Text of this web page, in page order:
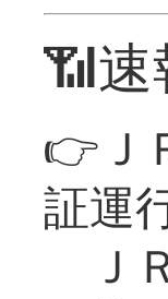
📶
👉Ｊ
証運
Ｊ